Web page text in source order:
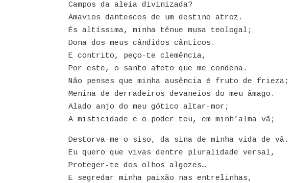
Campos da aleia divinizada?
Amavios dantescos de um destino atroz.
És altíssima, minha tênue musa teologal;
Dona dos meus cândidos cânticos.
E contrito, peço-te clemência,
Por este, o santo afeto que me condena.
Não penses que minha ausência é fruto de frieza;
Menina de derradeiros devaneios do meu âmago.
Alado anjo do meu gótico altar-mor;
A misticidade e o poder teu, em minh’alma vã;
Destorva-me o siso, da sina de minha vida de vã.
Eu quero que vivas dentre pluralidade versal,
Proteger-te dos olhos algozes…
E segredar minha paixão nas entrelinhas,